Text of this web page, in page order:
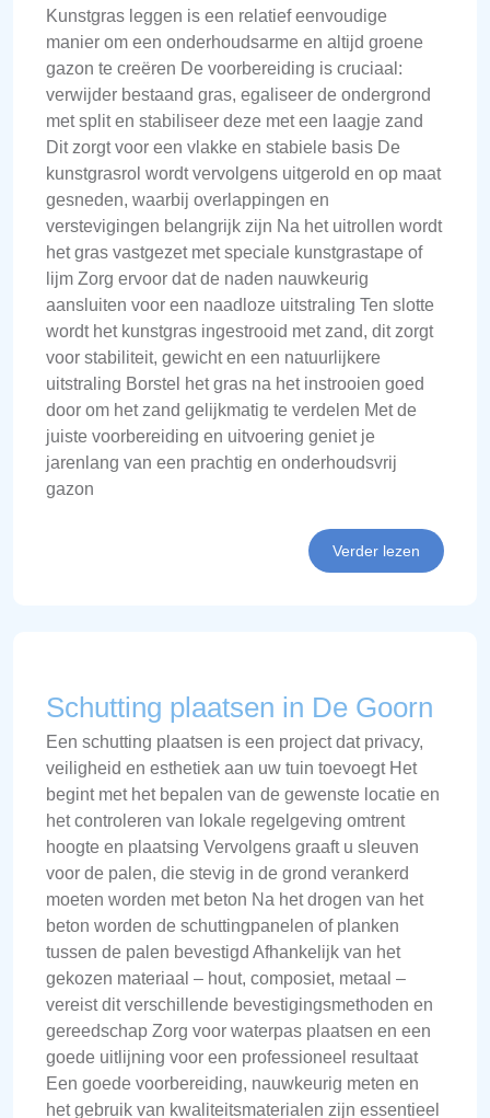
Kunstgras leggen is een relatief eenvoudige
manier om een onderhoudsarme en altijd groene
gazon te creëren De voorbereiding is cruciaal:
verwijder bestaand gras, egaliseer de ondergrond
met split en stabiliseer deze met een laagje zand
Dit zorgt voor een vlakke en stabiele basis De
kunstgrasrol wordt vervolgens uitgerold en op maat
gesneden, waarbij overlappingen en
verstevigingen belangrijk zijn Na het uitrollen wordt
het gras vastgezet met speciale kunstgrastape of
lijm Zorg ervoor dat de naden nauwkeurig
aansluiten voor een naadloze uitstraling Ten slotte
wordt het kunstgras ingestrooid met zand, dit zorgt
voor stabiliteit, gewicht en een natuurlijkere
uitstraling Borstel het gras na het instrooien goed
door om het zand gelijkmatig te verdelen Met de
juiste voorbereiding en uitvoering geniet je
jarenlang van een prachtig en onderhoudsvrij
gazon
Verder lezen
Schutting plaatsen in De Goorn
Een schutting plaatsen is een project dat privacy,
veiligheid en esthetiek aan uw tuin toevoegt Het
begint met het bepalen van de gewenste locatie en
het controleren van lokale regelgeving omtrent
hoogte en plaatsing Vervolgens graaft u sleuven
voor de palen, die stevig in de grond verankerd
moeten worden met beton Na het drogen van het
beton worden de schuttingpanelen of planken
tussen de palen bevestigd Afhankelijk van het
gekozen materiaal – hout, composiet, metaal –
vereist dit verschillende bevestigingsmethoden en
gereedschap Zorg voor waterpas plaatsen en een
goede uitlijning voor een professioneel resultaat
Een goede voorbereiding, nauwkeurig meten en
het gebruik van kwaliteitsmaterialen zijn essentieel